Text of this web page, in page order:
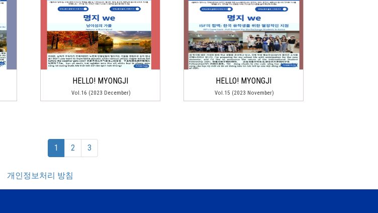
HELLO! MYONGJI
Vol.16 (2023 December)
HELLO! MYONGJI
Vol.15 (2023 November)
1
(current)
2 3
개인정보처리 방침